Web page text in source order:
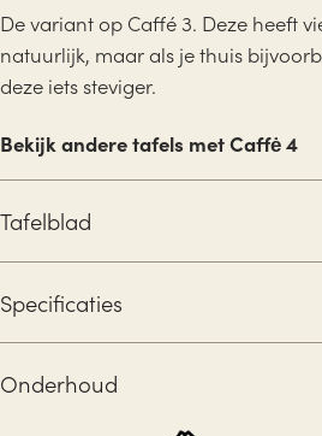
De variant op Caffé 3. Deze heeft
natuurlijk, maar als je thuis
deze iets steviger.
Bekijk andere tafels met Caffė 4
Tafelblad
Specificaties
Onderhoud